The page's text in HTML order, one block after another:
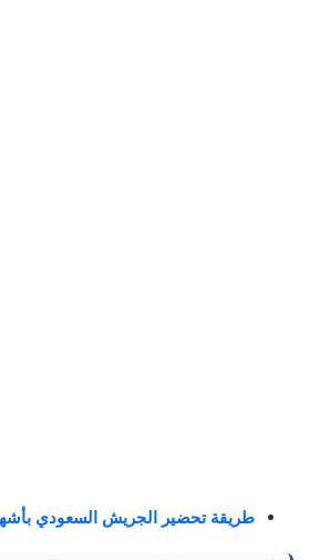
طريقة تحضير الجريش السعودي